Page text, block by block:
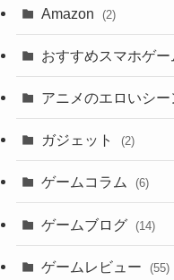
Amazon (2)
おすすめスマホゲー
アニメのエロいシー
ガジェット (2)
ゲームコラム (6)
ゲームブログ (14)
ゲームレビュー (55)